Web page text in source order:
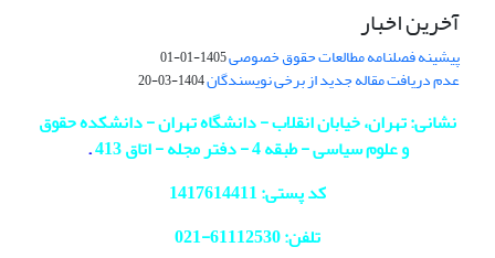
آخرین اخبار
پیشینه فصلنامه مطالعات حقوق خصوصی1405-01-01
عدم دریافت مقاله جدید از برخی نویسندگان1404-03-20
نشانی: تهران، خیابان انقلاب - دانشگاه تهران - دانشکده حقوق
و علوم سیاسی - طبقه 4 - دفتر مجله - اتاق 413
.
کد پستی: 1417614411
تلفن: 61112530-
021